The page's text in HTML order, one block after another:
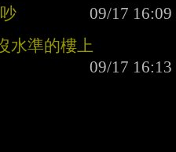
水準的樓上